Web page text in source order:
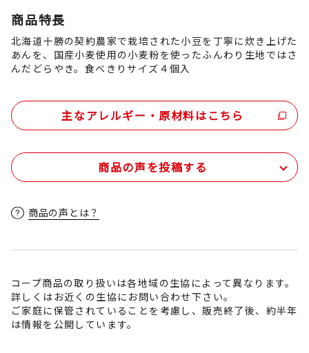
商品特長
北海道十勝の契約農家で栽培された小豆を丁寧に炊き上げた
あんを、国産小麦使用の小麦粉を使ったふんわり生地ではさ
んだどらやき。食べきりサイズ４個入
主なアレルギー・原材料はこちら
商品の声を投稿する
商品の声とは？
コープ商品の取り扱いは各地域の生協によって異なります。
詳しくはお近くの生協にお問い合わせ下さい。
ご家庭に保管されていることを考慮し、販売終了後、約半年
は情報を公開しています。